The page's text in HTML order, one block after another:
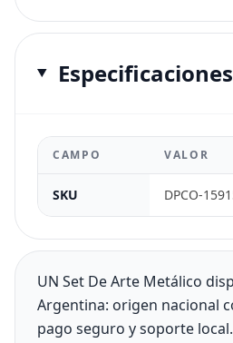
CAMPO VALOR
SKU DPCO-
UN Set De Arte Metálico
Argentina: origen nacional
pago seguro y soporte